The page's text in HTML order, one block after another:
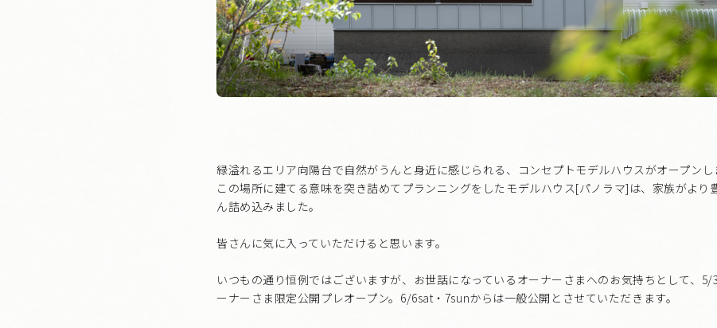
緑溢れるエリア向陽台で自然がうんと身近に感じられる、コンセプトモデルハウスがオープンし
この場所に建てる意味を突き詰めてプランニングをしたモデルハウス[パノラマ]は、家族がより
ん詰め込みました。
皆さんに気に入っていただけると思います。
いつもの通り恒例ではございますが、お世話になっているオーナーさまへのお気持ちとして、5/
ーナーさま限定公開プレオープン。6/6sat・7sunからは一般公開とさせていただきます。